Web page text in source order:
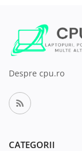
Despre cpu.ro
CATEGORII